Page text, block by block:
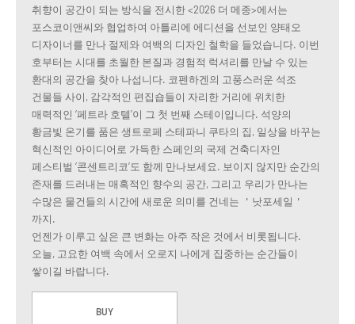
취향이 공간이 되는 방식을 전시한 <2026 더 메종>에서는
포스코이앤씨와 협업하여 아틀리에 에디션을 선보인 양태오
디자이너를 만나 절제와 여백의 디자인 철학을 들었습니다. 이번
호부터는 시대를 초월한 본질과 경험적 럭셔리를 만날 수 있는
환대의 공간을 찾아 나섭니다. 코펜하겐의 고풍스러운 석조
건물들 사이, 감각적인 편집숍들이 자리한 거리에 위치한
매력적인 ‘페트라 호텔’이 그 첫 번째 스테이입니다. 석양의
황금빛 온기를 품은 생트로페 스테파니 쿠타의 집, 일상을 바꾸는
혁신적인 아이디어로 가득한 스페인의 국제 건축디자인
페스티벌 ‘콘센트리코’도 함께 만나보세요. 보이지 않지만 순간의
존재를 드러내는 매혹적인 향수의 공간, 그리고 우리가 만나는
수많은 물건들의 시간에 새로운 의미를 건네는 ＇낫포세일＇
까지.
언젠가 이루고 싶은 큰 변화는 아주 작은 것에서 비롯됩니다.
오늘, 고요한 여백 속에서 오로지 나에게 집중하는 순간들이
쌓이길 바랍니다.
BUY